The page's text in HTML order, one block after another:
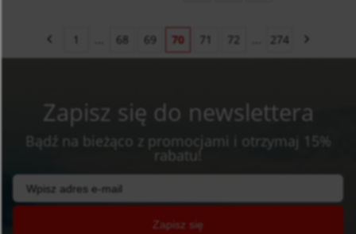
1 68 69 70 71 72 274
Zapisz się do newslettera
Bądź na bieżąco z promocjami i otrzymaj 15%
rabatu!
Zapisz się